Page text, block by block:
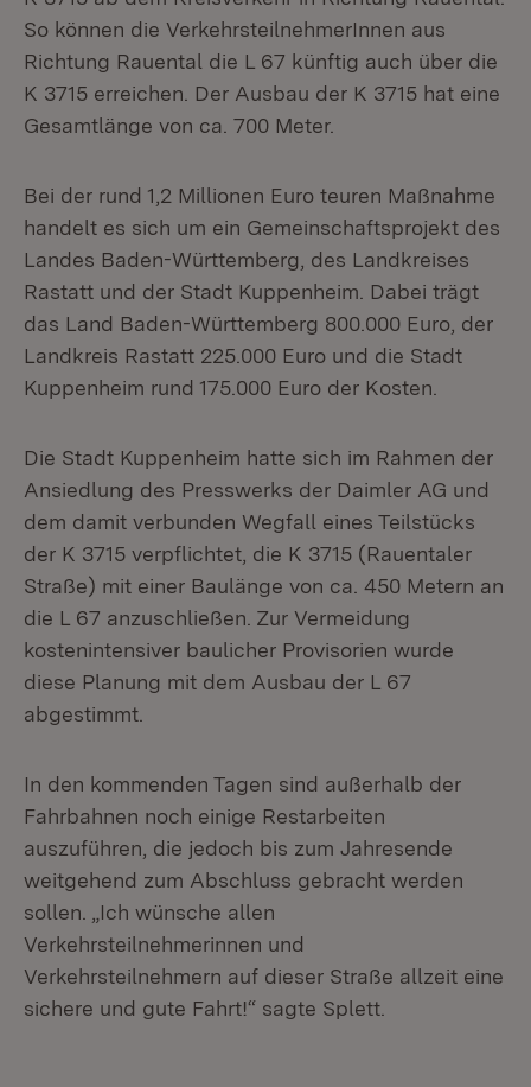
So können die VerkehrsteilnehmerInnen aus
Richtung Rauental die L 67 künftig auch über die
K 3715 erreichen. Der Ausbau der K 3715 hat eine
Gesamtlänge von ca. 700 Meter.
Bei der rund 1,2 Millionen Euro teuren Maßnahme
handelt es sich um ein Gemeinschaftsprojekt des
Landes Baden-Württemberg, des Landkreises
Rastatt und der Stadt Kuppenheim. Dabei trägt
das Land Baden-Württemberg 800.000 Euro, der
Landkreis Rastatt 225.000 Euro und die Stadt
Kuppenheim rund 175.000 Euro der Kosten.
Die Stadt Kuppenheim hatte sich im Rahmen der
Ansiedlung des Presswerks der Daimler AG und
dem damit verbunden Wegfall eines Teilstücks
der K 3715 verpflichtet, die K 3715 (Rauentaler
Straße) mit einer Baulänge von ca. 450 Metern an
die L 67 anzuschließen. Zur Vermeidung
kostenintensiver baulicher Provisorien wurde
diese Planung mit dem Ausbau der L 67
abgestimmt.
In den kommenden Tagen sind außerhalb der
Fahrbahnen noch einige Restarbeiten
auszuführen, die jedoch bis zum Jahresende
weitgehend zum Abschluss gebracht werden
sollen. „Ich wünsche allen
Verkehrsteilnehmerinnen und
Verkehrsteilnehmern auf dieser Straße allzeit eine
sichere und gute Fahrt!“ sagte Splett.